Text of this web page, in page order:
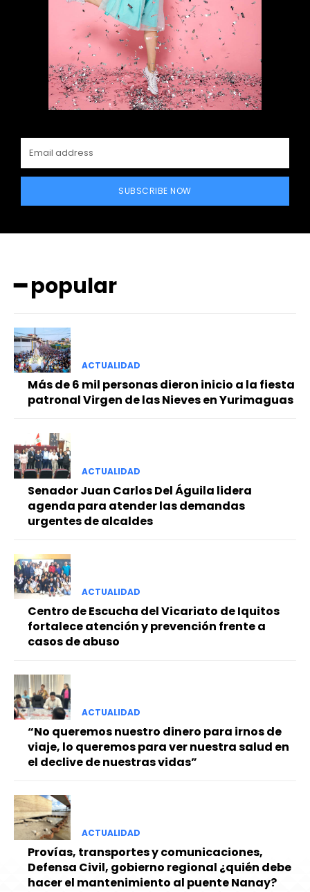
━ Planes
SUBSCRIBE NOW
━ popular
ACTUALIDAD
Más de 6 mil personas dieron inicio a la fiesta
patronal Virgen de las Nieves en Yurimaguas
ACTUALIDAD
Senador Juan Carlos Del Águila lidera
agenda para atender las demandas
urgentes de alcaldes
ACTUALIDAD
Centro de Escucha del Vicariato de Iquitos
fortalece atención y prevención frente a
casos de abuso
ACTUALIDAD
“No queremos nuestro dinero para irnos de
viaje, lo queremos para ver nuestra salud en
el declive de nuestras vidas”
ACTUALIDAD
Provías, transportes y comunicaciones,
Defensa Civil, gobierno regional ¿quién debe
hacer el mantenimiento al puente Nanay?